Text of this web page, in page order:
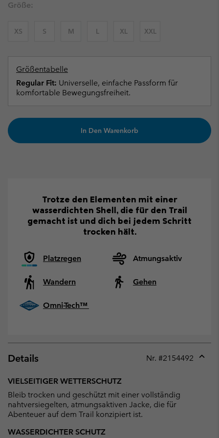
Größe:
XS S M L XL XXL
Größentabelle
Regular Fit: Universelle, einfache Passform für
komfortable Bewegungsfreiheit.
In Den Warenkorb
Trotze den Elementen mit einer
wasserdichten Shell, die für den Trail
gemacht ist und dich bei jedem Schritt
trocken hält.
Platzregen Atmungsaktiv
Wandern Gehen
Omni-Tech™
Details Nr. #2154492
VIELSEITIGER WETTERSCHUTZ
Bleib trocken und geschützt mit einer vollständig
nahtversiegelten, atmungsaktiven Jacke, die für
Abenteuer auf dem Trail konzipiert ist.
WASSERDICHTER SCHUTZ